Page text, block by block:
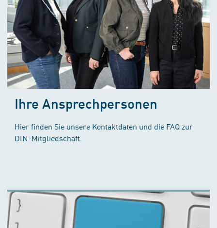
Ihre Ansprechpersonen
Hier finden Sie unsere Kontaktdaten und die FAQ zur
DIN-Mitgliedschaft.